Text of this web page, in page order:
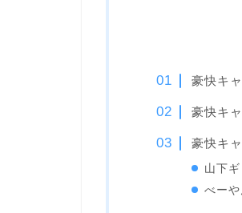
豪快キ
豪快キ
豪快キ
山下
べー